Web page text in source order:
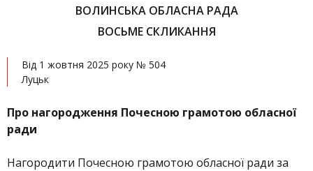
ВОЛИНСЬКА ОБЛАСНА РАДА
ВОСЬМЕ СКЛИКАННЯ
Від 1 жовтня 2025 року № 504
Луцьк
Про нагородження Почесною грамотою обласної
ради
Нагородити Почесною грамотою обласної ради за